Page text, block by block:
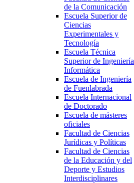
de la Comunicación
Escuela Superior de
Ciencias
Experimentales y
Tecnología
Escuela Técnica
Superior de Ingeniería
Informática
Escuela de Ingeniería
de Fuenlabrada
Escuela Internacional
de Doctorado
Escuela de másteres
oficiales
Facultad de Ciencias
Jurídicas y Políticas
Facultad de Ciencias
de la Educación y del
Deporte y Estudios
Interdisciplinares